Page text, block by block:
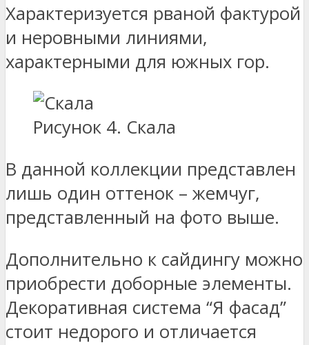
Характеризуется рваной фактурой
и неровными линиями,
характерными для южных гор.
Рисунок 4. Скала
В данной коллекции представлен
лишь один оттенок – жемчуг,
представленный на фото выше.
Дополнительно к сайдингу можно
приобрести доборные элементы.
Декоративная система “Я фасад”
стоит недорого и отличается